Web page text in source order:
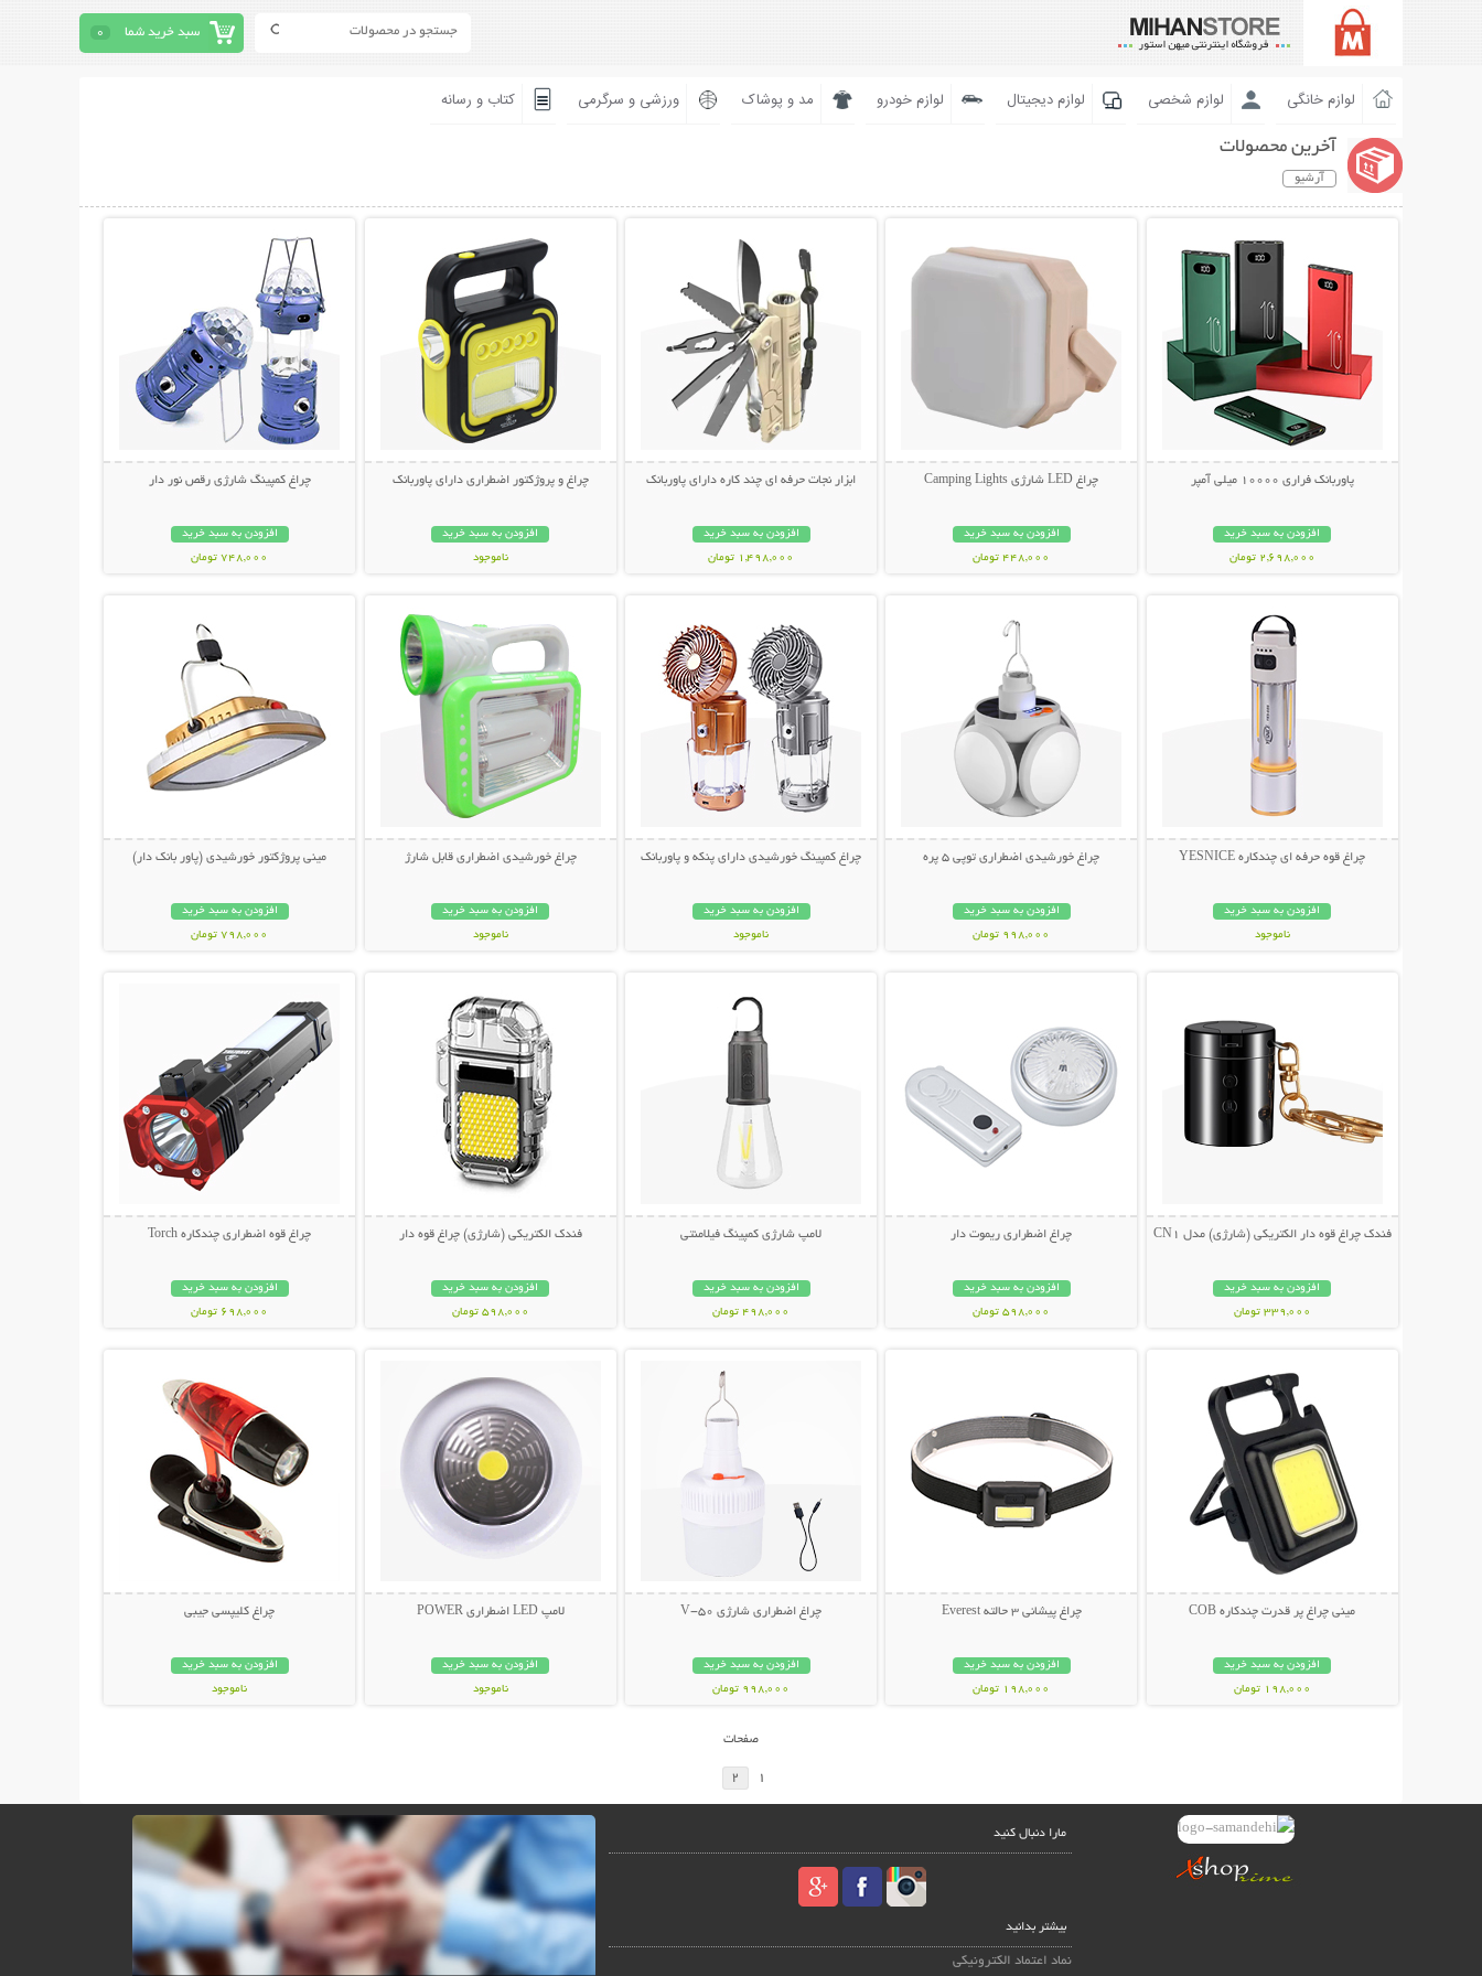
سبد خرید شما 0
لوازم خانگی لوازم شخصی لوازم دیجیتال لوازم خودرو مد و پوشاک ورزشی و سرگرمی کتاب و رسانه
آخرین محصولات
آرشیو
پاوربانک فراری 10000 میلی آمپر
افزودن به سبد خرید
2,698,000 تومان
چراغ LED شارژی Camping Lights
افزودن به سبد خرید
448,000 تومان
ابزار نجات حرفه ای چند کاره دارای پاوربانک
افزودن به سبد خرید
1,498,000 تومان
چراغ و پروژکتور اضطراری دارای پاوربانک
افزودن به سبد خرید
ناموجود
چراغ کمپینگ شارژی رقص نور دار
افزودن به سبد خرید
748,000 تومان
چراغ قوه حرفه ای چندکاره YESNICE
افزودن به سبد خرید
ناموجود
چراغ خورشیدی اضطراری توپی 5 پره
افزودن به سبد خرید
998,000 تومان
چراغ کمپینگ خورشیدی دارای پنکه و پاوربانک
افزودن به سبد خرید
ناموجود
چراغ خورشیدی اضطراری قابل شارژ
افزودن به سبد خرید
ناموجود
مینی پروژکتور خورشیدی (پاور بانک دار)
افزودن به سبد خرید
798,000 تومان
فندک چراغ قوه دار الکتریکی (شارژی) مدل CN1
افزودن به سبد خرید
339,000 تومان
چراغ اضطراری ریموت دار
افزودن به سبد خرید
598,000 تومان
لامپ شارژی کمپینگ فیلامنتی
افزودن به سبد خرید
498,000 تومان
فندک الکتریکی (شارژی) چراغ قوه دار
افزودن به سبد خرید
598,000 تومان
چراغ قوه اضطراری چندکاره Torch
افزودن به سبد خرید
698,000 تومان
مینی چراغ پر قدرت چندکاره COB
افزودن به سبد خرید
198,000 تومان
چراغ پیشانی 3 حالته Everest
افزودن به سبد خرید
198,000 تومان
چراغ اضطراری شارژی V-50
افزودن به سبد خرید
998,000 تومان
لامپ LED اضطراری POWER
افزودن به سبد خرید
ناموجود
چراغ کلیپسی جیبی
افزودن به سبد خرید
ناموجود
صفحات
1
2
مارا دنبال کنید
بیشتر بدانید
نماد اعتماد الکترونیکی